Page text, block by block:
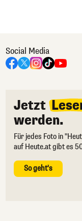
Social Media
Jetzt
werden.
Für jedes Foto in
auf Heute.at gibt es
So geht's